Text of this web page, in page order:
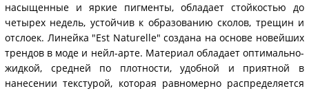
насыщенные и яркие пигменты, обладает стойкостью до
четырех недель, устойчив к образованию сколов, трещин и
отслоек. Линейка "Est Naturelle" создана на основе новейших
трендов в моде и нейл-арте. Материал обладает оптимально-
жидкой, средней по плотности, удобной и приятной в
нанесении текстурой, которая равномерно распределяется